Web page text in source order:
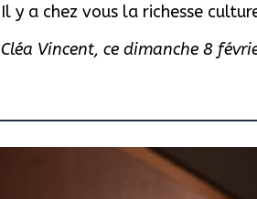
Il y a chez vous la richesse
Cléa Vincent, ce dimanche 8